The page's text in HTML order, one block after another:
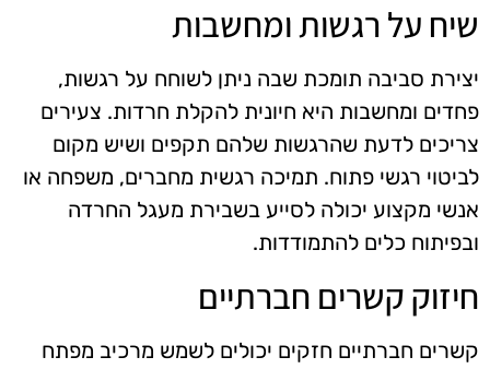
שיח על רגשות ומחשבות
יצירת סביבה תומכת שבה ניתן לשוחח על רגשות,
פחדים ומחשבות היא חיונית להקלת חרדות. צעירים
צריכים לדעת שהרגשות שלהם תקפים ושיש מקום
לביטוי רגשי פתוח. תמיכה רגשית מחברים, משפחה או
אנשי מקצוע יכולה לסייע בשבירת מעגל החרדה
ובפיתוח כלים להתמודדות.
חיזוק קשרים חברתיים
קשרים חברתיים חזקים יכולים לשמש מרכיב מפתח